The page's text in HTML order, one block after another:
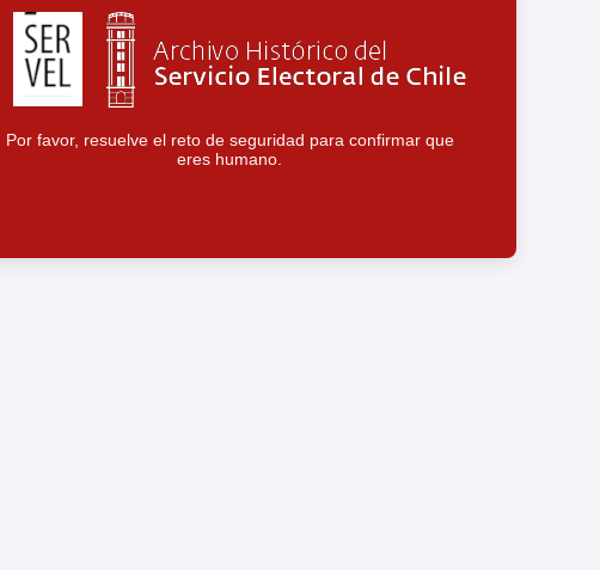
Por favor, resuelve el reto de seguridad para confirmar que
eres humano.